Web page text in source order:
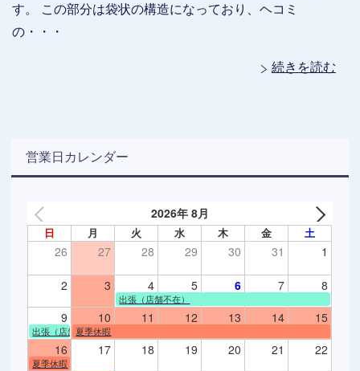
す。 この部分は袋状の構造になっており、ヘコミ
の・・・
続きを読む
営業日カレンダー
2026年 8月
日 月 火 水 木 金 土
26 27 28 29 30 31 1
2 3 4 5 6 7 8
出張（店舗不在）
9 10 11 12 13 14 15
出張（店舗不在）
夏季休暇
16 17 18 19 20 21 22
夏季休暇